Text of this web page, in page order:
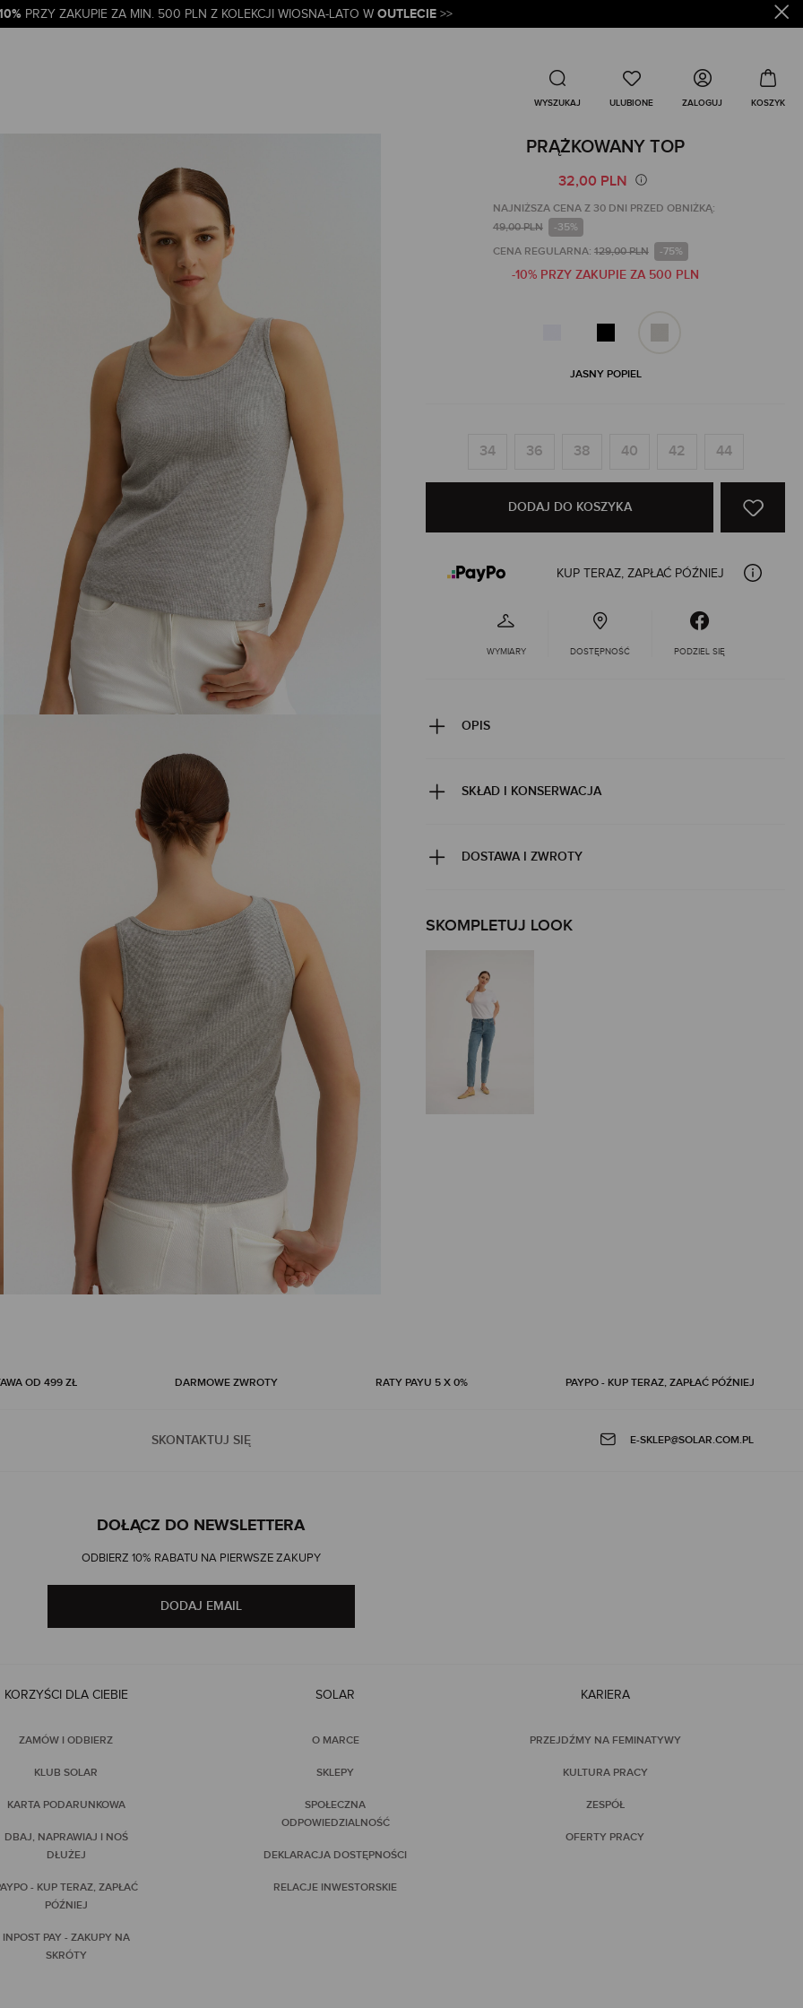
PRZY ZAKUPIE ZA MIN. 500 PLN Z KOLEKCJI WIOSNA-LATO W OUTLECIE >>
ZALOGUJ
PRĄŻKOWANY TOP
32,00 PLN
NAJNIŻSZA CENA Z 30 DNI PRZED OBNIŻKĄ:
49,00 PLN
-35%
CENA REGULARNA: 129,00 PLN -75%
-10% PRZY ZAKUPIE ZA 500 PLN
JASNY POPIEL
34 36 38 40 42 44
DODAJ DO KOSZYKA
KUP TERAZ, ZAPŁAĆ PÓŹNIEJ
WYMIARY DOSTĘPNOŚĆ PODZIEL SIĘ
OPIS
SKŁAD I KONSERWACJA
DOSTAWA I ZWROTY
SKOMPLETUJ LOOK
OD 499 ZŁ DARMOWE ZWROTY RATY PAYU 5 X 0% PAYPO - KUP TERAZ, ZAPŁAĆ PÓŹNIEJ
SKONTAKTUJ SIĘ E-SKLEP@SOLAR.COM.PL
DOŁĄCZ DO NEWSLETTERA
ODBIERZ 10% RABATU NA PIERWSZE ZAKUPY
DODAJ EMAIL
KORZYŚCI DLA CIEBIE
ZAMÓW I ODBIERZ
KLUB SOLAR
KARTA PODARUNKOWA
DBAJ, NAPRAWIAJ I NOŚ
DŁUŻEJ
- KUP TERAZ, ZAPŁAĆ
PÓŹNIEJ
INPOST PAY - ZAKUPY NA
SKRÓTY
SOLAR
O MARCE
SKLEPY
SPOŁECZNA
ODPOWIEDZIALNOŚĆ
DEKLARACJA DOSTĘPNOŚCI
RELACJE INWESTORSKIE
KARIERA
PRZEJDŹMY NA FEMINATYWY
KULTURA PRACY
ZESPÓŁ
OFERTY PRACY